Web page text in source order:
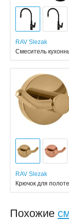
RAV Slezak
Смеситель
RAV Slezak
Крючок для
Похожие